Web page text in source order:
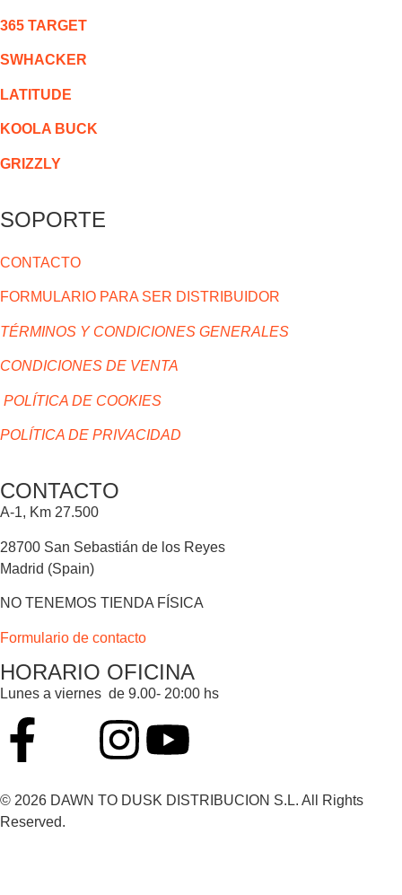
365 TARGET
SWHACKER
LATITUDE
KOOLA BUCK
GRIZZLY
SOPORTE
CONTACTO
FORMULARIO PARA SER DISTRIBUIDOR
TÉRMINOS Y CONDICIONES GENERALES
CONDICIONES DE VENTA
POLÍTICA DE COOKIES
POLÍTICA DE PRIVACIDAD
CONTACTO
A-1, Km 27.500
28700 San Sebastián de los Reyes
Madrid (Spain)
NO TENEMOS TIENDA FÍSICA
Formulario de contacto
HORARIO OFICINA
Lunes a viernes de 9.00- 20:00 hs
© 2026 DAWN TO DUSK DISTRIBUCION S.L. All Rights
Reserved.